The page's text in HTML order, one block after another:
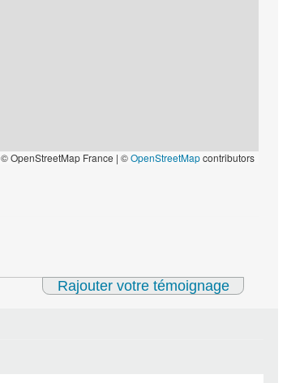
© OpenStreetMap France | ©OpenStreetMapcontributors
Rajouter votre témoignage